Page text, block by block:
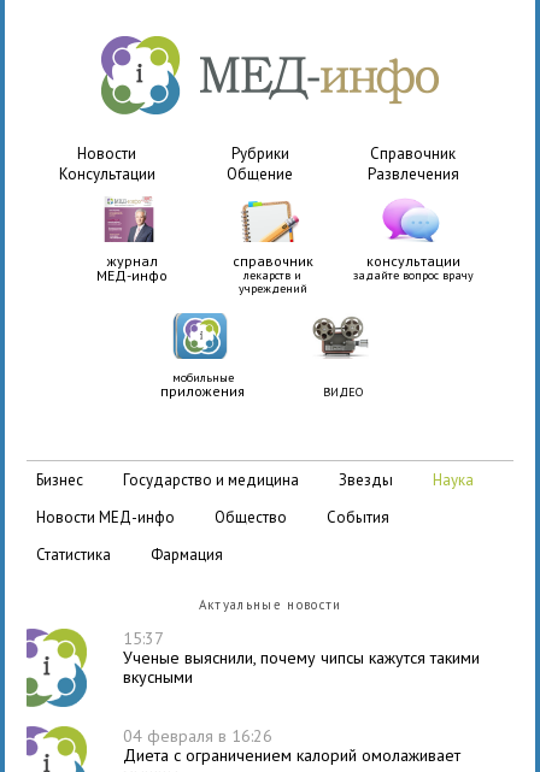
Новости Рубрики
Справочник
Консультации
Общение Развлечения
журнал
МЕД-инфо
справочник
лекарств и
учреждений
консультации
задайте вопрос врачу
мобильные
приложения ВИДЕО
бизнес государство и медицина звезды
наука
новости МЕД-инфо
общество
события
статистика
фармация
Актуальные новости
15:37
Ученые выяснили, почему чипсы кажутся такими
вкусными
04 февраля в 16:26
Диета с ограничением калорий омолаживает